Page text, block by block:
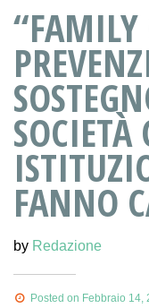
“FAMILY
SOCIETÀ
FANNO
by Redazione
Posted on Febbraio 14,